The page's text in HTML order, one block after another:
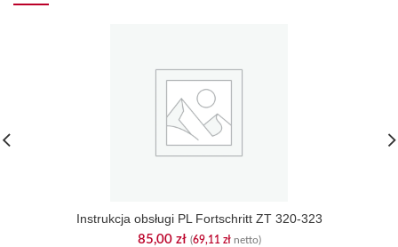
Instrukcja obsługi PL Fortschritt ZT 320-323
85,00 zł (69,11 złnetto)